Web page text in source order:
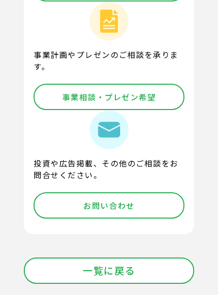
事業計画やプレゼンのご相談を承りま
す。
事業相談・プレゼン希望
投資や広告掲載、その他のご相談をお
問合せください。
お問い合わせ
一覧に戻る